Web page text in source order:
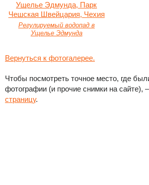
Регулируемый водопад в
Ущелье Эдмунда
Вернуться к фотогалерее.
Чтобы посмотреть точное место, где
фотографии (и прочие снимки на сайте),
страницу.